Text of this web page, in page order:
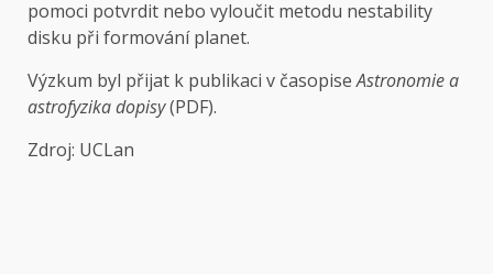
pomoci potvrdit nebo vyloučit metodu nestability
disku při formování planet.
Výzkum byl přijat k publikaci v časopiseAstronomie a
astrofyzika dopisy(PDF).
Zdroj: UCLan